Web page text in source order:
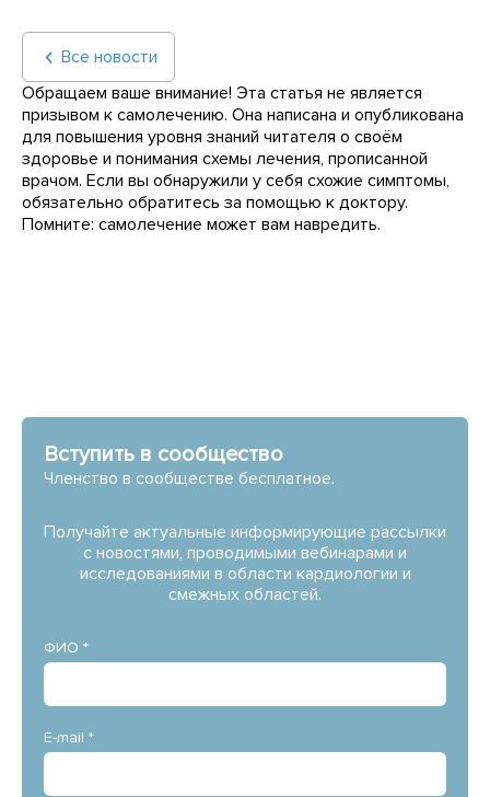
Все новости
Обращаем ваше внимание! Эта статья не является
призывом к самолечению. Она написана и опубликована
для повышения уровня знаний читателя о своём
здоровье и понимания схемы лечения, прописанной
врачом. Если вы обнаружили у себя схожие симптомы,
обязательно обратитесь за помощью к доктору.
Помните: самолечение может вам навредить.
Вступить в сообщество
Членство в сообществе бесплатное.
Получайте актуальные информирующие рассылки
с новостями, проводимыми вебинарами и
исследованиями в области кардиологии и
смежных областей.
ФИО *
E-mail *